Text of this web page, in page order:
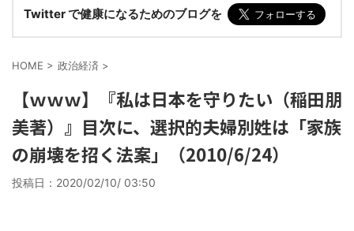
Twitter で健康になるためのブログを
HOME > 政治経済 >
【ｗｗｗ】『私は日本を守りたい（稲田朋
美著）』目次に、選択的夫婦別姓は「家族
の崩壊を招く法案」（2010/6/24）
投稿日： 2020/02/10/ 03:50